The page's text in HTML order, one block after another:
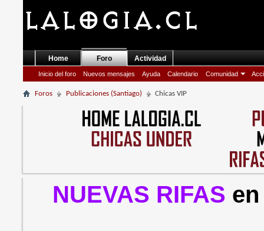
Home Foro
Inicio del foro Nuevos mensajes Ayuda Calendario Comunidad
Actividad
Foros Publicaciones (Santiago) Chicas VIP
NUEVAS RIFAS en